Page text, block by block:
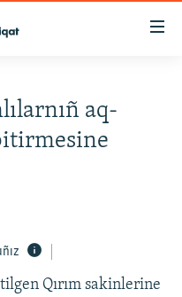
aq-
Qırım sakinlerine